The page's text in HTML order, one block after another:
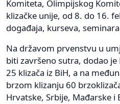
Komiteta, Olimpijskog
klizačke unije, od 8. do 16.
događaja, kurseva,
Na državom prvenstvu u
biti završeno sutra, dodao
25 klizača iz BiH, a na
brzom klizanju 60
Hrvatske, Srbije, Mađarske i